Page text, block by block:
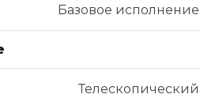
Базовое исполнение
Телескопический